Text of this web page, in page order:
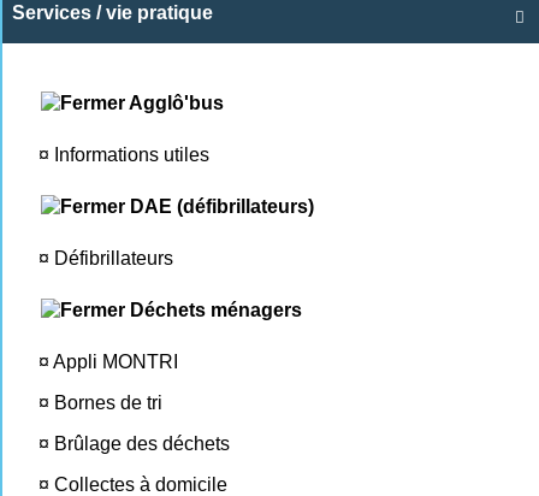

Services / vie pratique
Agglô'bus
¤ Informations utiles
DAE (défibrillateurs)
¤ Défibrillateurs
Déchets ménagers
¤ Appli MONTRI
¤ Bornes de tri
¤ Brûlage des déchets
¤ Collectes à domicile